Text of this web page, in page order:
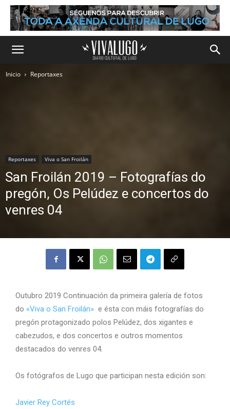
Inicio Reportaxes
Reportaxes Viva o San Froilán
San Froilán 2019 – Fotografías do
pregón, Os Pelúdez e concertos do
venres 04
Outubro 2019 Continuación da primeira galería de fotos
do «Viva o San Froilán» e ésta con máis fotografías do
pregón protagonizado polos Pelúdez, dos xigantes e
cabezudos, e dos concertos e outros momentos
destacados do venres 04.
Os fotógrafos de Lugo que participan nesta edición son:
Javier Rey Cortés